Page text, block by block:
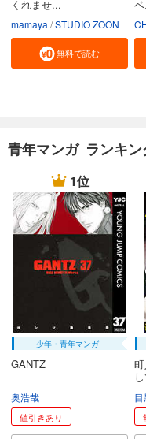
くれませ...
mamaya STUDIO ZOON
無料で読む
ベ
青年マンガ ランキン
1位
少年・青年マンガ
GANTZ
奥浩哉
値引きあり